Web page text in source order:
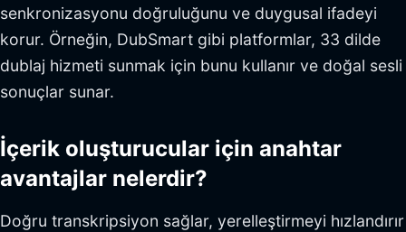
senkronizasyonu doğruluğunu ve duygusal ifadeyi
korur. Örneğin, DubSmart gibi platformlar, 33 dilde
dublaj hizmeti sunmak için bunu kullanır ve doğal sesli
sonuçlar sunar.
İçerik oluşturucular için anahtar
avantajlar nelerdir?
Doğru transkripsiyon sağlar, yerelleştirmeyi hızlandırır